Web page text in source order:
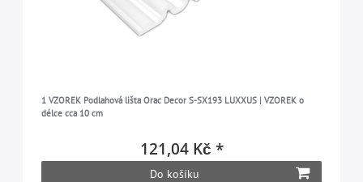
1 VZOREK Podlahová lišta Orac Decor S-SX193 LUXXUS | VZOREK o
délce cca 10 cm
121,04 Kč *
Do košíku